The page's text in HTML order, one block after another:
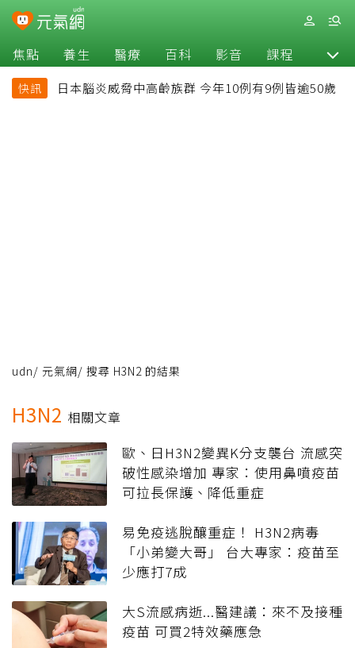
焦點 養生 醫療 百科 影音 課程 退休
快訊 日本腦炎威脅中高齡族群 今年10例有9例皆逾50歲
udn/ 元氣網/ 搜尋 H3N2 的結果
H3N2 相關文章
歐、日H3N2變異K分支襲台 流感突
破性感染增加 專家：使用鼻噴疫苗
可拉長保護、降低重症
易免疫逃脫釀重症！ H3N2病毒
「小弟變大哥」 台大專家：疫苗至
少應打7成
大S流感病逝...醫建議：來不及接種
疫苗 可買2特效藥應急